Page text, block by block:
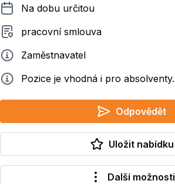
Délka pracovního poměru
Na dobu určitou
Typ smluvního vztahu
pracovní smlouva
ZadavatelZaměstnavatel
Info Pozice je vhodná i pro absolventy.
Odpovědět
Uložit nabídku
Další možnosti